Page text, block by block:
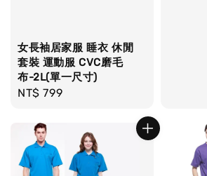
女長袖居家服 睡衣 休閒
套裝 運動服 CVC磨毛
布-2L(單一尺寸)
Regular
NT$ 799